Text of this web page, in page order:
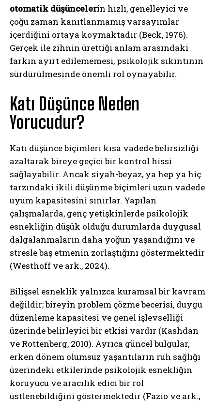
otomatik düşüncelerin hızlı, genelleyici ve
çoğu zaman kanıtlanmamış varsayımlar
içerdiğini ortaya koymaktadır (Beck, 1976).
Gerçek ile zihnin ürettiği anlam arasındaki
farkın ayırt edilememesi, psikolojik sıkıntının
sürdürülmesinde önemli rol oynayabilir.
Katı Düşünce Neden
Yorucudur?
Katı düşünce biçimleri kısa vadede belirsizliği
azaltarak bireye geçici bir kontrol hissi
sağlayabilir. Ancak siyah-beyaz, ya hep ya hiç
tarzındaki ikili düşünme biçimleri uzun vadede
uyum kapasitesini sınırlar. Yapılan
çalışmalarda, genç yetişkinlerde psikolojik
esnekliğin düşük olduğu durumlarda duygusal
dalgalanmaların daha yoğun yaşandığını ve
stresle baş etmenin zorlaştığını göstermektedir
(Westhoff ve ark., 2024).
Bilişsel esneklik yalnızca kuramsal bir kavram
değildir; bireyin problem çözme becerisi, duygu
düzenleme kapasitesi ve genel işlevselliği
üzerinde belirleyici bir etkisi vardır (Kashdan
ve Rottenberg, 2010). Ayrıca güncel bulgular,
erken dönem olumsuz yaşantıların ruh sağlığı
üzerindeki etkilerinde psikolojik esnekliğin
koruyucu ve aracılık edici bir rol
üstlenebildiğini göstermektedir (Fazio ve ark.,